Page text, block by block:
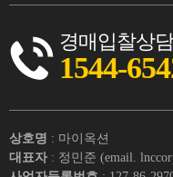
경매입찰상담
1544-
상호명 : 마이옥션
대표자 : 정민준 (email.